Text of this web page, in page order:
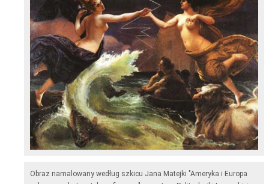
Obraz namalowany według szkicu Jana Matejki "Ameryka i Europa